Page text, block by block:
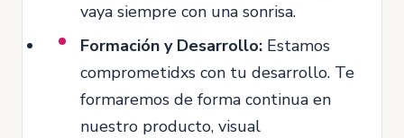
vaya siempre con una sonrisa.
Formación y Desarrollo: Estamos
comprometidxs con tu desarrollo. Te
formaremos de forma continua en
nuestro producto, visual